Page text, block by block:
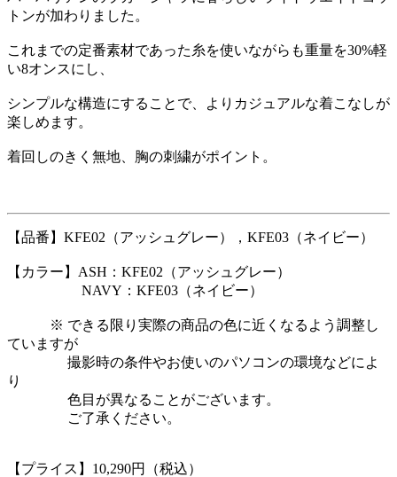
トンが加わりました。
これまでの定番素材であった糸を使いながらも重量を30%軽
い8オンスにし、
シンプルな構造にすることで、よりカジュアルな着こなしが
楽しめます。
着回しのきく無地、胸の刺繍がポイント。
【品番】KFE02（アッシュグレー），KFE03（ネイビー）
【カラー】ASH：KFE02（アッシュグレー）
NAVY：KFE03（ネイビー）
※ できる限り実際の商品の色に近くなるよう調整し
ていますが
撮影時の条件やお使いのパソコンの環境などによ
り
色目が異なることがございます。
ご了承ください。
【プライス】10,290円（税込）